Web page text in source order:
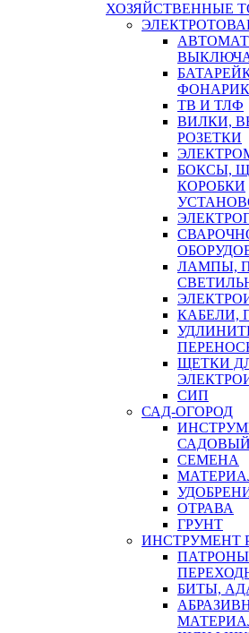
ХОЗЯЙСТВЕННЫЕ
ТВ И ТЛФ
ВИЛКИ,
РОЗЕТКИ
БОКСЫ,
КОРОБКИ
ЛАМПЫ,
КАБЕЛИ,
ЩЕТКИ
СИП
САД-ОГОРОД
САДОВЫЙ
СЕМЕНА
ОТРАВА
ГРУНТ
ИНСТРУМЕНТ
ПАТРОНЫ
БИТЫ,